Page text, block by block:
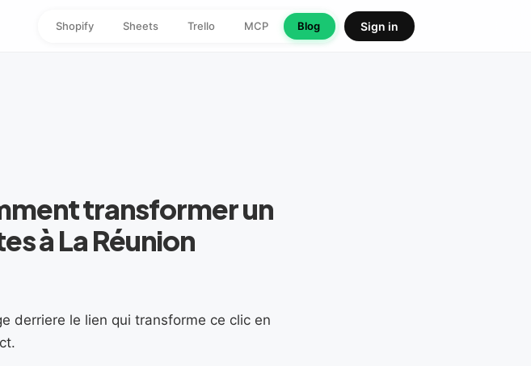
Shopify Sheets Trello MCP Blog Sign in
transformer un
à La Réunion
derriere le lien qui transforme ce clic en